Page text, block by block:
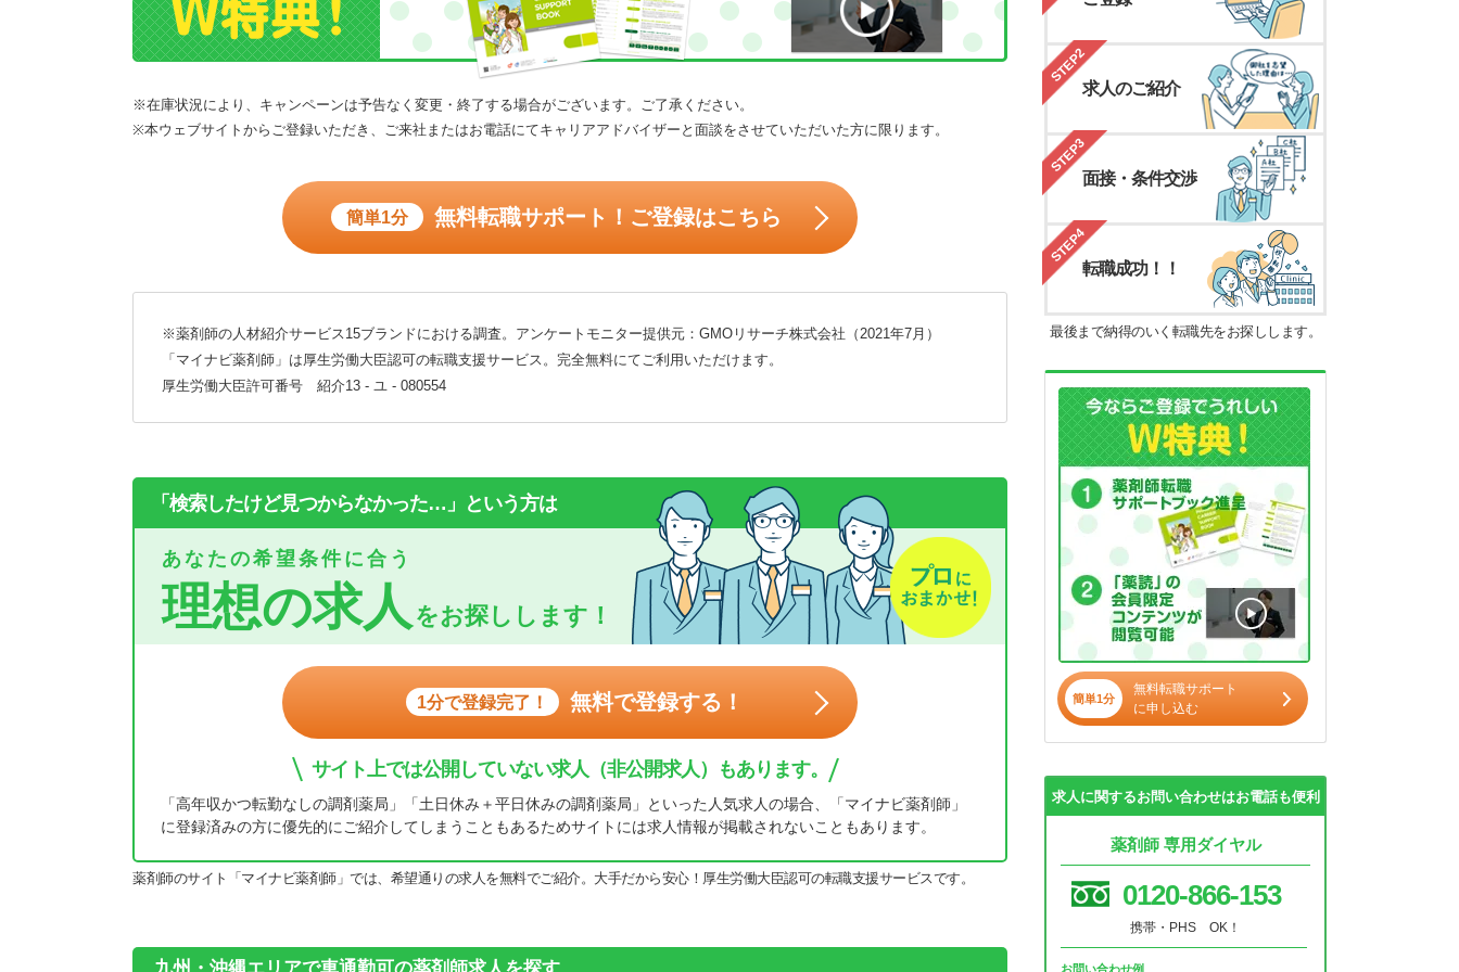
※在庫状況により、キャンペーンは予告なく変更・終了する場合がございます。ご了承ください。
※本ウェブサイトからご登録いただき、ご来社またはお電話にてキャリアアドバイザーと面談をさせていただいた方に限ります。
簡単1分 無料転職サポート！ご登録はこちら
※薬剤師の人材紹介サービス15ブランドにおける調査。アンケートモニター提供元：GMOリサーチ株式会社（2021年7月）
「マイナビ薬剤師」は厚生労働大臣認可の転職支援サービス。完全無料にてご利用いただけます。
厚生労働大臣許可番号 紹介13 - ユ - 080554
「検索したけど見つからなかった…」という方は
あなたの希望条件に合う
理想の求人をお探しします！
1分で登録完了！ 無料で登録する！
サイト上では公開していない求人（非公開求人）もあります。
「高年収かつ転勤なしの調剤薬局」「土日休み＋平日休みの調剤薬局」といった人気求人の場合、「マイナビ薬剤師」
に登録済みの方に優先的にご紹介してしまうこともあるためサイトには求人情報が掲載されないこともあります。
薬剤師のサイト「マイナビ薬剤師」では、希望通りの求人を無料でご紹介。大手だから安心！厚生労働大臣認可の転職支援サービスです。
STEP2
求人のご紹介
STEP3
面接・条件交渉
STEP4
転職成功！！
最後まで納得のいく転職先をお探しします。
簡単1分
無料転職サポート
に申し込む
求人に関するお問い合わせはお電話も便利
薬剤師 専用ダイヤル
0120-866-153
携帯・PHS OK！
お問い合わせ例